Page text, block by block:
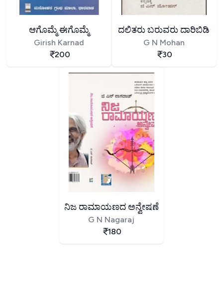
ಆಗೊಮ್ಮೆ ಈಗೊಮ್ಮೆ
Girish Karnad
200
ದಲಿತರು ಬರುವರು ದಾರಿಬಿಡಿ
G N Mohan
30
ನಿಜ ರಾಮಾಯಣದ ಅನ್ವೇಷಣೆ
G N Nagaraj
180